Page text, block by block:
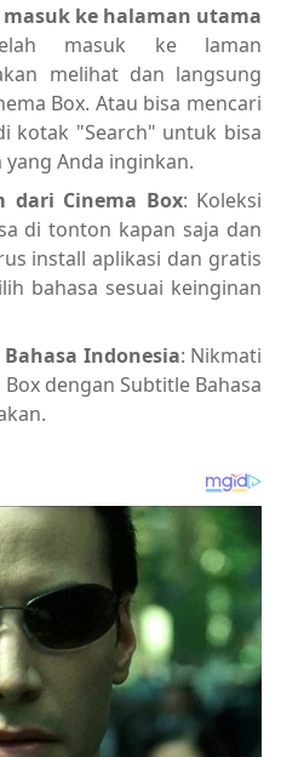
ke halaman utama
masuk ke laman
melihat dan langsung
Box. Atau bisa mencari
kotak "Search" untuk bisa
Anda inginkan.
dari Cinema Box: Koleksi
di tonton kapan saja dan
install aplikasi dan gratis
bahasa sesuai keinginan
Indonesia: Nikmati
dengan Subtitle Bahasa